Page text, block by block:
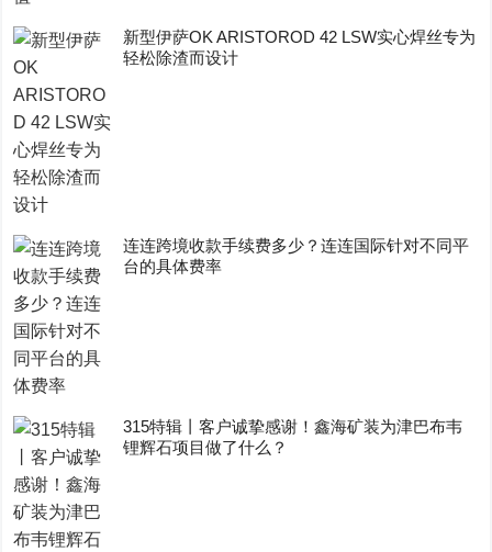
新型伊萨OK ARISTOROD 42 LSW实心焊丝专为
轻松除渣而设计
连连跨境收款手续费多少？连连国际针对不同平
台的具体费率
315特辑丨客户诚挚感谢！鑫海矿装为津巴布韦
锂辉石项目做了什么？